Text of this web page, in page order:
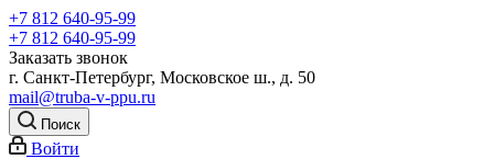
+7 812 640-95-99
+7 812 640-95-99
Заказать звонок
г. Санкт-Петербург, Московское ш., д. 50
mail@truba-v-ppu.ru
Поиск
Войти